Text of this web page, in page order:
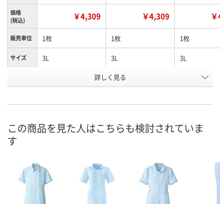
価格
(税込)
￥4,309 ￥4,309
販売単位 1枚 1枚 1枚
サイズ 3L 3L 3L
ピンク ホワイト
号
お届け日
数量
カゴへ
メーカー都合により
販売停止中です
詳しく見る
この商品を見た人はこちらも検討されていま
す